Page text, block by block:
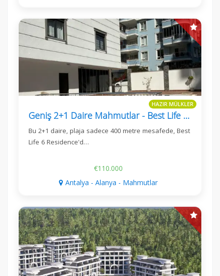
HAZIR MÜLKLER
Geniş 2+1 Daire Mahmutlar - Best Life 6 Residence
Bu 2+1 daire, plaja sadece 400 metre mesafede, Best
Life 6 Residence'd…
€110.000
Antalya - Alanya - Mahmutlar